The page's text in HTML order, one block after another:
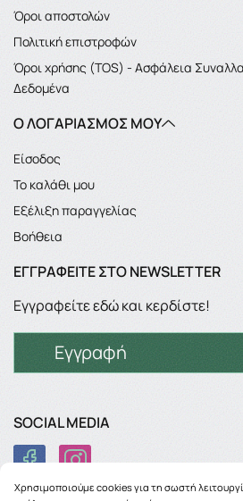
Όροι αποστολών
Πολιτική επιστροφών
Όροι χρήσης (TOS) - Ασφάλεια
Δεδομένα
Ο ΛΟΓΑΡΙΑΣΜΌΣ ΜΟΥ
Είσοδος
Το καλάθι μου
Εξέλιξη παραγγελίας
Βοήθεια
ΕΓΓΡΑΦΕΊΤΕ ΣΤΟ NEWSLETTER
Εγγραφείτε εδώ και κερδίστε!
Εγγραφή
SOCIAL MEDIA
Χρησιμοποιούμε cookies για τη σωστή